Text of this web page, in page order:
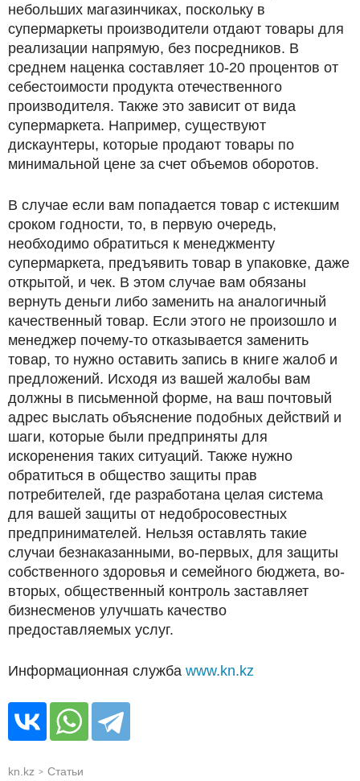
небольших магазинчиках, поскольку в
супермаркеты производители отдают товары для
реализации напрямую, без посредников. В
среднем наценка составляет 10-20 процентов от
себестоимости продукта отечественного
производителя. Также это зависит от вида
супермаркета. Например, существуют
дискаунтеры, которые продают товары по
минимальной цене за счет объемов оборотов.
В случае если вам попадается товар с истекшим
сроком годности, то, в первую очередь,
необходимо обратиться к менеджменту
супермаркета, предъявить товар в упаковке, даже
открытой, и чек. В этом случае вам обязаны
вернуть деньги либо заменить на аналогичный
качественный товар. Если этого не произошло и
менеджер почему-то отказывается заменить
товар, то нужно оставить запись в книге жалоб и
предложений. Исходя из вашей жалобы вам
должны в письменной форме, на ваш почтовый
адрес выслать объяснение подобных действий и
шаги, которые были предприняты для
искоренения таких ситуаций. Также нужно
обратиться в общество защиты прав
потребителей, где разработана целая система
для вашей защиты от недобросовестных
предпринимателей. Нельзя оставлять такие
случаи безнаказанными, во-первых, для защиты
собственного здоровья и семейного бюджета, во-
вторых, общественный контроль заставляет
бизнесменов улучшать качество
предоставляемых услуг.
Информационная служба www.kn.kz
kn.kz > Статьи